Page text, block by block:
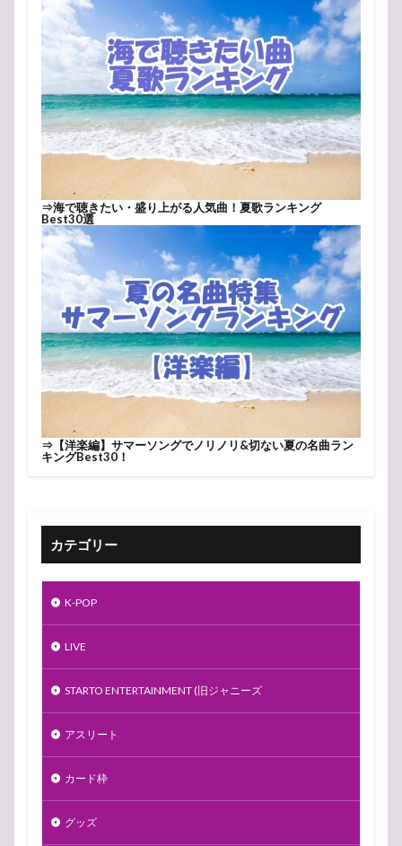
⇒海で聴きたい・盛り上がる人気曲！夏歌ランキング
Best30選
⇒ 【洋楽編】サマーソングでノリノリ&切ない夏の名曲ラン
キングBest30！
カテゴリー
K-POP
LIVE
STARTO ENTERTAINMENT (旧ジャニーズ
アスリート
カード枠
グッズ